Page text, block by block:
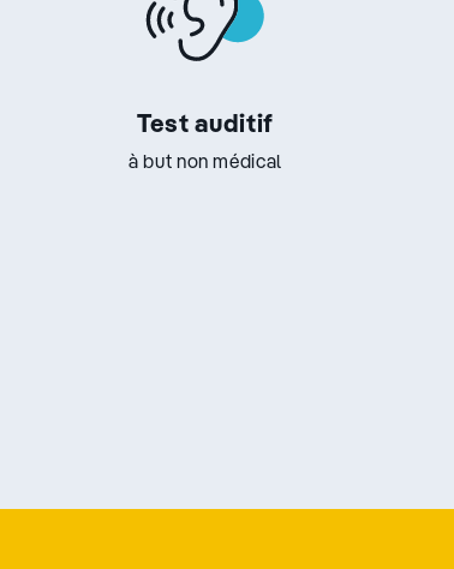
Test auditif
à but non médical